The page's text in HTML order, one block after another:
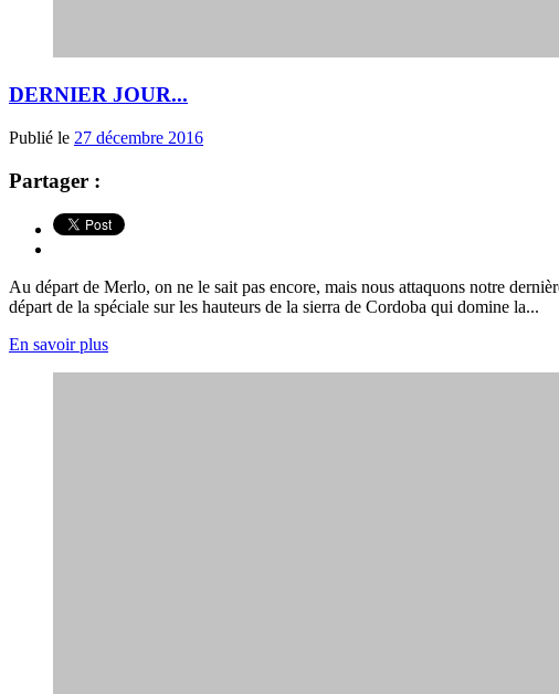
DERNIER JOUR...
Publié le 27 décembre 2016
Partager :
Au départ de Merlo, on ne le sait pas encore, mais nous attaquons notre
départ de la spéciale sur les hauteurs de la sierra de Cordoba qui domine la...
En savoir plus